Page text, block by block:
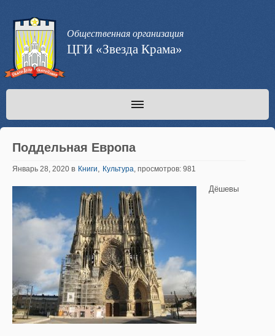
Общественная организация
ЦГИ «Звезда Крама»
Поддельная Европа
Январь 28, 2020 в Книги, Культура, просмотров: 981
Дёшевы